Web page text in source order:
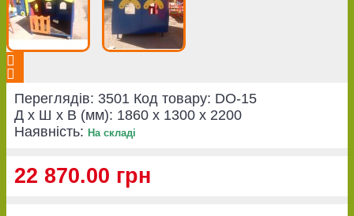
Переглядів: 3501 Код товару: DO-15
Д x Ш x В (мм): 1860 x 1300 x 2200
Наявність: На складі
22 870.00 грн